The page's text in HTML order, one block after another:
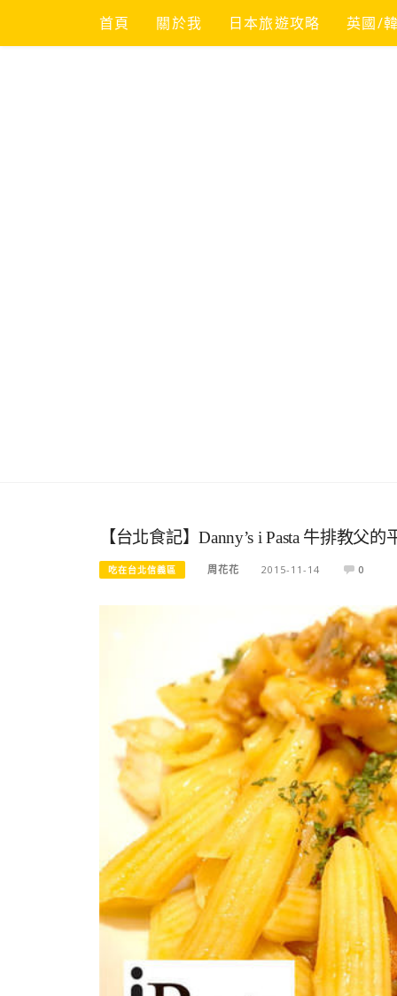
content
首頁 關於我 日本旅遊攻略 英國/
【台北食記】Danny’s i Pasta 牛排教父
吃在台北信義區 周花花 2015-11-14 0